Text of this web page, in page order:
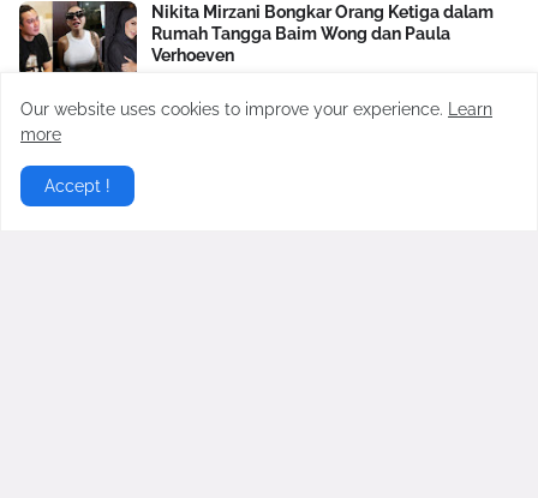
Nikita Mirzani Bongkar Orang Ketiga dalam
Rumah Tangga Baim Wong dan Paula
Verhoeven
Our website uses cookies to improve your experience.
Learn
more
Accept !